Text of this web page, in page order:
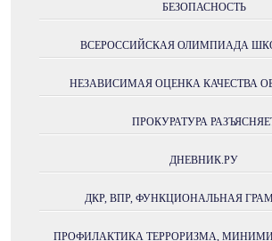
БЕЗОПАСНОСТЬ
ВСЕРОССИЙСКАЯ ОЛИМПИАДА
НЕЗАВИСИМАЯ ОЦЕНКА КАЧЕСТВА
ПРОКУРАТУРА
ДНЕВНИК.РУ
ДКР, ВПР, ФУНКЦИОНАЛЬНАЯ
ПРОФИЛАКТИКА ТЕРРОРИЗМА,